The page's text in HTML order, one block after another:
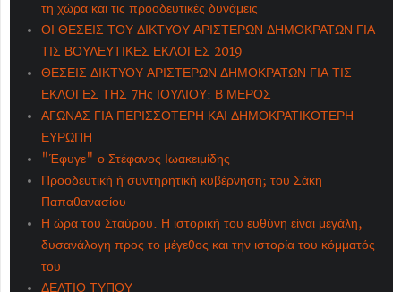
τη χώρα και τις προοδευτικές δυνάμεις
ΟΙ ΘΕΣΕΙΣ ΤΟΥ ΔΙΚΤΥΟΥ ΑΡΙΣΤΕΡΩΝ ΔΗΜΟΚΡΑΤΩΝ ΓΙΑ
ΤΙΣ ΒΟΥΛΕΥΤΙΚΕΣ ΕΚΛΟΓΕΣ 2019
ΘΕΣΕΙΣ ΔΙΚΤΥΟΥ ΑΡΙΣΤΕΡΩΝ ΔΗΜΟΚΡΑΤΩΝ ΓΙΑ ΤΙΣ
ΕΚΛΟΓΕΣ ΤΗΣ 7Ης ΙΟΥΛΙΟΥ: Β ΜΕΡΟΣ
ΑΓΩΝΑΣ ΓΙΑ ΠΕΡΙΣΣΟΤΕΡΗ ΚΑΙ ΔΗΜΟΚΡΑΤΙΚΟΤΕΡΗ
ΕΥΡΩΠΗ
"Έφυγε" ο Στέφανος Ιωακειμίδης
Προοδευτική ή συντηρητική κυβέρνηση; του Σάκη
Παπαθανασίου
Η ώρα του Σταύρου. Η ιστορική του ευθύνη είναι μεγάλη,
δυσανάλογη προς το μέγεθος και την ιστορία του κόμματός
του
ΔΕΛΤΙΟ ΤΥΠΟΥ